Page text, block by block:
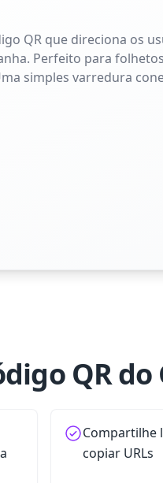
QR que direciona os
Perfeito para
simples varredura
QR do
Compartilhe
copiar URLs